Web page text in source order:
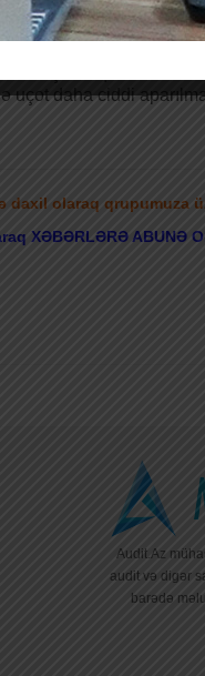
vergidən azaddır.
Heç bir
daha ciddi
daxil olaraq qrupumuza
XƏBƏRLƏRƏ ABUNƏ
Audit.Az
audit və digər
barədə